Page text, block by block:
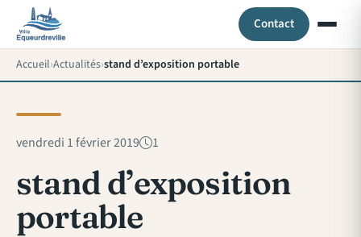
Contact
Accueil Actualités stand d’exposition portable
vendredi 1 février 2019 1
stand d’exposition
portable